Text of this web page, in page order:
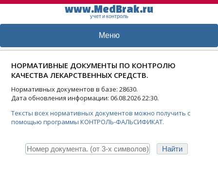
www.MedBrak.ru
учет и контроль
Меню
НОРМАТИВНЫЕ ДОКУМЕНТЫ ПО КОНТРОЛЮ
КАЧЕСТВА ЛЕКАРСТВЕННЫХ СРЕДСТВ.
Нормативных документов в базе: 28630.
Дата обновления информации: 06.08.2026 22:30.
Тексты всех нормативных документов можно получить с
помощью программы КОНТРОЛЬ-ФАЛЬСИФИКАТ.